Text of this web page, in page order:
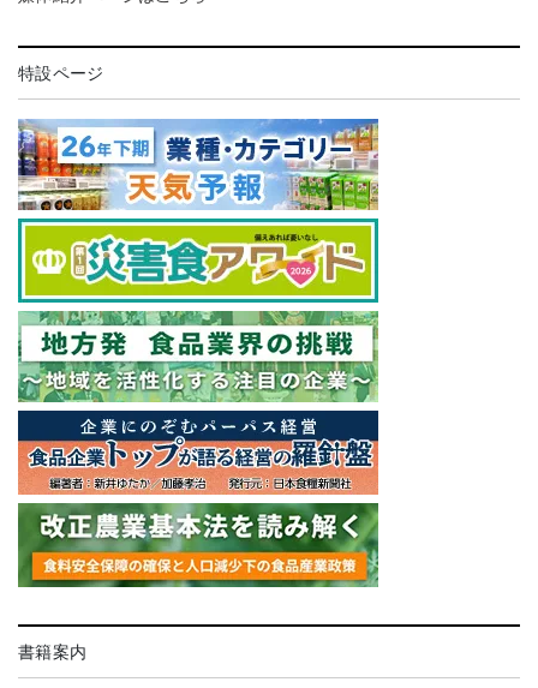
特設ページ
書籍案内